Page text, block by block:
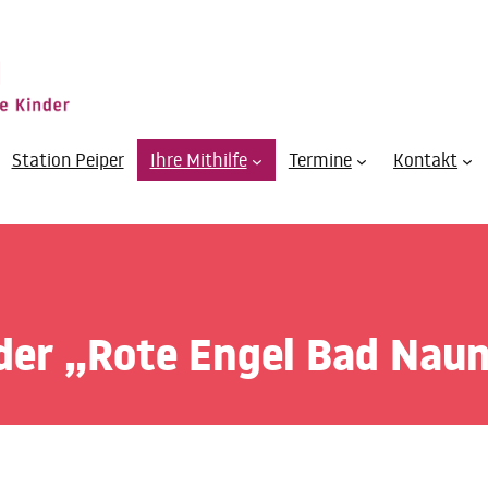
Station Peiper Ihre Mithilfe Termine Kontakt
„Rote Engel Bad